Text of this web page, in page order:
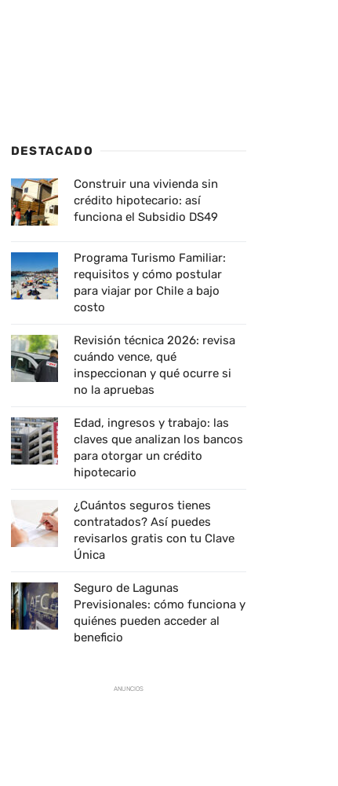
DESTACADO
Construir una vivienda sin
crédito hipotecario: así
funciona el Subsidio DS49
Programa Turismo Familiar:
requisitos y cómo postular
para viajar por Chile a bajo
costo
Revisión técnica 2026: revisa
cuándo vence, qué
inspeccionan y qué ocurre si
no la apruebas
Edad, ingresos y trabajo: las
claves que analizan los bancos
para otorgar un crédito
hipotecario
¿Cuántos seguros tienes
contratados? Así puedes
revisarlos gratis con tu Clave
Única
Seguro de Lagunas
Previsionales: cómo funciona y
quiénes pueden acceder al
beneficio
ANUNCIOS